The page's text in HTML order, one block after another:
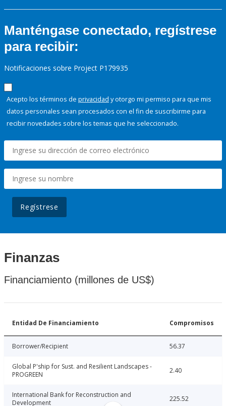
Manténgase conectado, regístrese
para recibir:
Notificaciones sobre Project P179935
Acepto los términos de privacidad y otorgo mi permiso para que mis
datos personales sean procesados con el fin de suscribirme para
recibir novedades sobre los temas que he seleccionado.
Regístrese
Finanzas
Financiamiento (millones de US$)
Entidad De Financiamiento Compromisos
Borrower/Recipient 56.37
Global P'ship for Sust. and Resilient Landscapes -
PROGREEN
2.40
International Bank for Reconstruction and
Development
225.52